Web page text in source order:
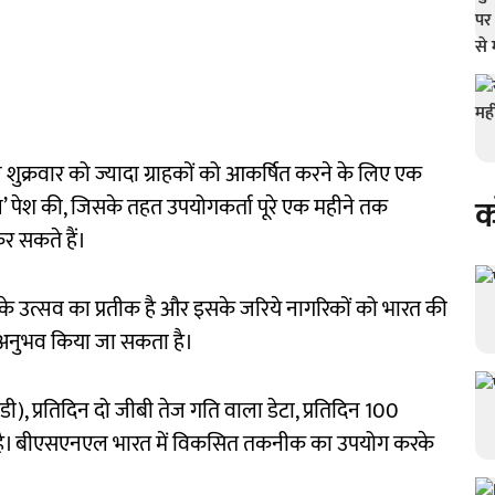
को ज्यादा ग्राहकों को आकर्षित करने के लिए एक
पेश की, जिसके तहत उपयोगकर्ता पूरे एक महीने तक
सकते हैं।
उत्सव का प्रतीक है और इसके जरिये नागरिकों को भारत की
किया जा सकता है।
दो जीबी तेज गति वाला डेटा, प्रतिदिन 100
भारत में विकसित तकनीक का उपयोग करके